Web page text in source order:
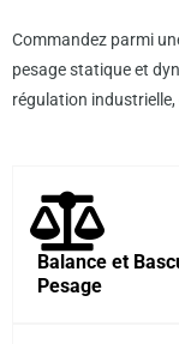
Commandez parmi
pesage statique et
régulation
Balance et
Pesage